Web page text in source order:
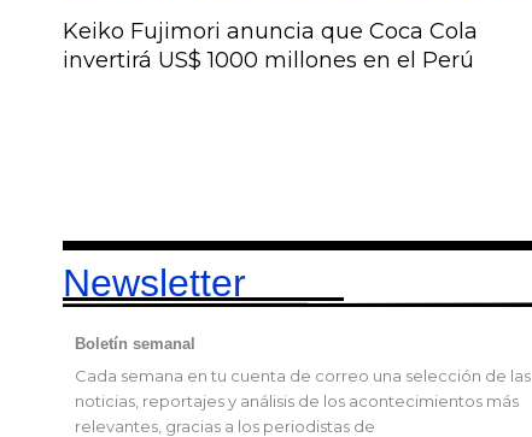
Keiko Fujimori anuncia que Coca Cola
invertirá US$ 1000 millones en el Perú
Newsletter
Boletín semanal
Cada semana en tu cuenta de correo una selección de las
noticias, reportajes y análisis de los acontecimientos más
relevantes, gracias a los periodistas de